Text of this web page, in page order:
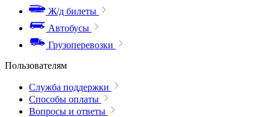
Ж/д билеты
Автобусы
Грузоперевозки
Пользователям
Служба поддержки
Способы оплаты
Вопросы и ответы